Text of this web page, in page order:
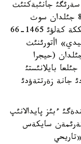
جانئبةكتئث
حان بولعاندئعئ بةلگئلئ. ةگةر كةرةي 7-8 جئلدان سوث
قايتئس بولسا، وندا جانئبةك حاننئث بيلئككة كةلؤئ 1465-66
اأتورئنئث
سذلتاندارئنئث بيلئك قذرؤئ 870 جئلدان (حيجرا
بويئنشا) باستالادئ» دةپ جازؤئ 1465-66 جئلعا بايلانئستئ
جانة زةرتتةؤدئ
ءبئز پايدالانئپ
سايكةس